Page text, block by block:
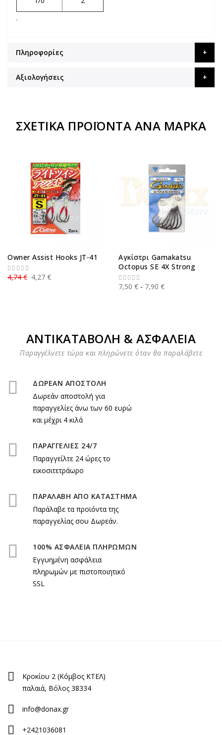
.
Πληροφορίες
Αξιολογήσεις
ΣΧΕΤΙΚΆ ΠΡΟΪΌΝΤΑ ΑΝΆ ΜΆΡΚΑ
Owner Assist Hooks JT-41
4,27 €
4,74 €
Αγκίστρι Gamakatsu
Octopus SE 4X Strong
7,50 € 7,90 €
ΑΝΤΙΚΑΤΑΒΟΛΗ & ΑΣΦΑΛΕΙΑ
Παραγγέλνετε τώρα και πληρώνετε όταν θα παραλάβετε
ΔΩΡΕΑΝ ΑΠΟΣΤΟΛΗ
Δωρεάν αποστολή για
παραγγελίες άνω των 60 ευρώ
και μέχρι 4 κιλά
ΠΑΡΑΓΓΕΛΙΕΣ 24/7
Παραγγείλτε 24 ώρες το
εικοσιτετράωρο
ΠΑΡΑΛΑΒΗ ΑΠΟ ΚΑΤΑΣΤΗΜΑ
Παράλαβε τα προϊόντα της
παραγγελίας σου Δωρεάν.
100% ΑΣΦΑΛΕΙΑ ΠΛΗΡΩΜΩΝ
Εγγυημένη ασφάλεια
πληρωμών με πιστοποιητικό
SSL
Κροκίου 2 (Κόμβος ΚΤΕΛ)
παλαιά, Βόλος 38334
info@donax.gr
+2421036081